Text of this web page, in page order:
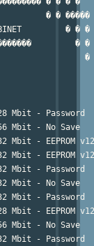
���߲ � �
� � �
� �
�
Mbit - Password
Mbit - No Save
Mbit - EEPROM
Mbit - EEPROM
Mbit - Password
32 Mbit - No Save
Mbit - Password
Mbit - EEPROM
Mbit - No Save
Mbit - Password